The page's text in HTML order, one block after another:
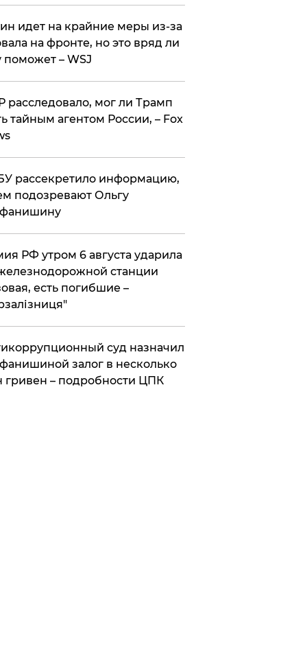
идет на крайние меры из-за
на фронте, но это вряд ли
поможет – WSJ
расследовало, мог ли Трамп
тайным агентом России, – Fox
рассекретило информацию,
подозревают Ольгу
РФ утром 6 августа ударила
станции
есть погибшие –
суд назначил
залог в несколько
гривен – подробности ЦПК